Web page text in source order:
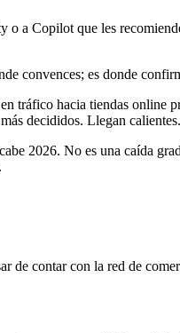
a Copilot que les
convences; es donde
tráfico hacia tiendas online
decididos. Llegan calientes.
2026. No es una caída
contar con la red de